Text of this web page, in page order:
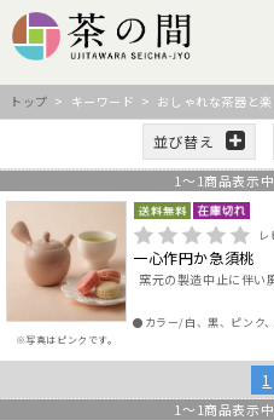
トップ > キーワード > おしゃれな茶器と楽
並び替え
1 ～ 1商品表示
※写真はピンクです。
レ
一心作円か急須桃
窯元の製造中止に伴い
●カラー/白、黒、ピンク
1
1 ～ 1商品表示